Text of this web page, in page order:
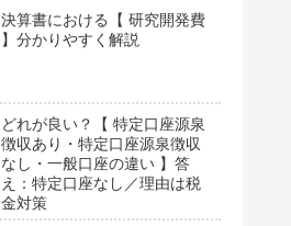
決算書における【 研究開発費
】分かりやすく解説
どれが良い？【 特定口座源泉
徴収あり・特定口座源泉徴収
なし・一般口座の違い 】答
え：特定口座なし／理由は税
金対策